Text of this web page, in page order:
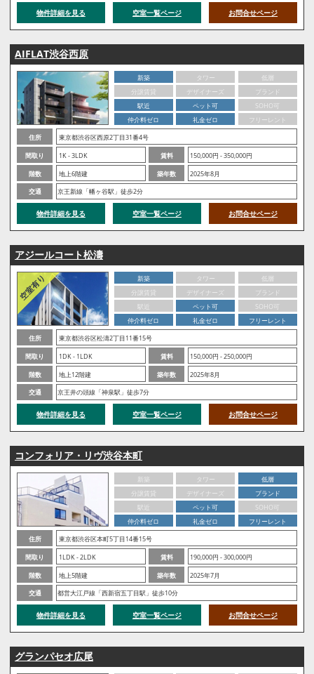
物件詳細を見る 空室一覧ページ お問合せページ
AIFLAT渋谷西原
新築 タワー
低層
分譲賃貸
デザイナーズ
ブランド
駅近
ペット可
SOHO可
仲介料ゼロ
礼金ゼロ
フリーレント
住所
東京都渋谷区西原2丁目31番4号
間取り
1K - 3LDK 賃料
150,000円 - 350,000円
階数
地上6階建 築年数
2025年8月
交通
京王新線「幡ヶ谷駅」徒歩2分
物件詳細を見る 空室一覧ページ お問合せページ
アジールコート松濤
新築 タワー
低層
分譲賃貸
デザイナーズ
ブランド
駅近
ペット可
SOHO可
仲介料ゼロ
礼金ゼロ
フリーレント
住所
東京都渋谷区松濤2丁目11番15号
間取り
1DK - 1LDK 賃料
150,000円 - 250,000円
階数
地上12階建 築年数
2025年8月
交通
京王井の頭線「神泉駅」徒歩7分
物件詳細を見る 空室一覧ページ お問合せページ
コンフォリア・リヴ渋谷本町
新築 タワー
低層
分譲賃貸
デザイナーズ
ブランド
駅近
ペット可
SOHO可
仲介料ゼロ
礼金ゼロ
フリーレント
住所
東京都渋谷区本町5丁目14番15号
間取り
1LDK - 2LDK 賃料
190,000円 - 300,000円
階数
地上5階建 築年数
2025年7月
交通
都営大江戸線「西新宿五丁目駅」徒歩10分
物件詳細を見る 空室一覧ページ お問合せページ
グランパセオ広尾